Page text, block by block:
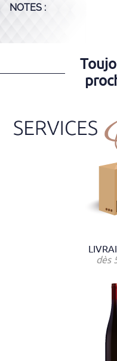
NOTES :
dès